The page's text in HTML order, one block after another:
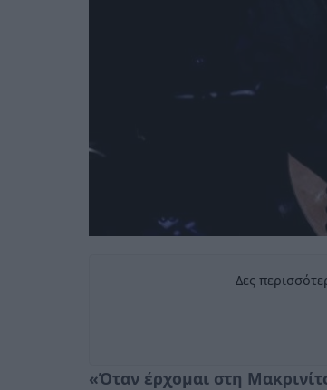
Δες
«Όταν έρχομαι στη